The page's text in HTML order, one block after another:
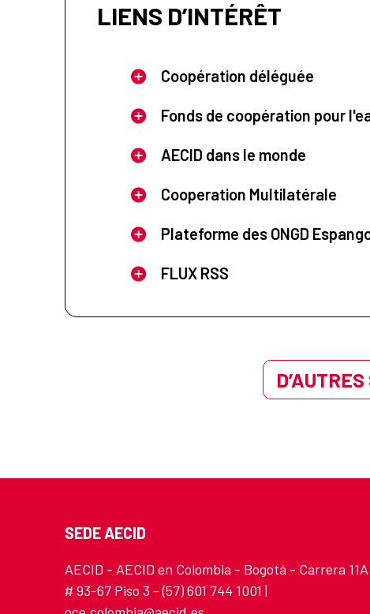
LIENS D’INTÉRÊT
Coopération déléguée
Fonds de coopération pour
AECID dans le monde
Cooperation Multilatérale
Plateforme des ONGD
FLUX RSS
SEDE AECID
AECID - AECID en Colombia - Bogotá - Carrera 11A
# 93-67 Piso 3 - (57) 601 744 1001 |